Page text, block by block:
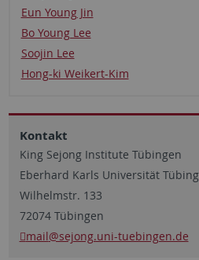
Eun Young Jin
Bo Young Lee
Soojin Lee
Hong-ki Weikert-Kim
Kontakt
King Sejong Institute Tübingen
Eberhard Karls Universität
Wilhelmstr. 133
72074 Tübingen
mail@sejong.uni-tuebingen.de